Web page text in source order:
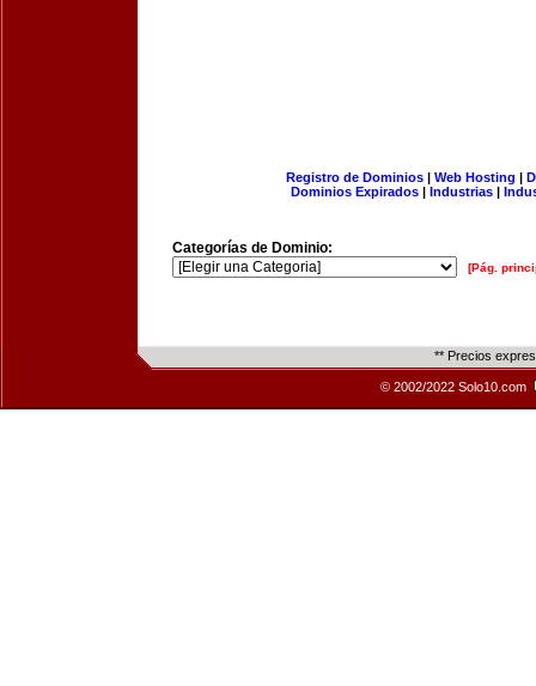
Registro de Dominios| Web Hosting |
Dominios Expirados | Industrias |
Categorías de Dominio:
[Pág.
** Precios
© 2002/2022 Solo10.com